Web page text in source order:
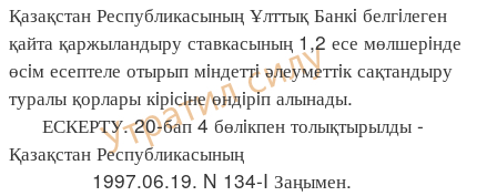
Қазақстан Республикасының Ұлттық Банкi белгiлеген
қайта қаржыландыру ставкасының 1,2 есе мөлшерiнде
өсiм есептеле отырып мiндеттi әлеуметтiк сақтандыру
туралы қорлары кiрiсiне өндiрiп алынады.
ЕСКЕРТУ. 20-бап 4 бөлiкпен толықтырылды -
Қазақстан Республикасының
1997.06.19. N 134-I Заңымен.